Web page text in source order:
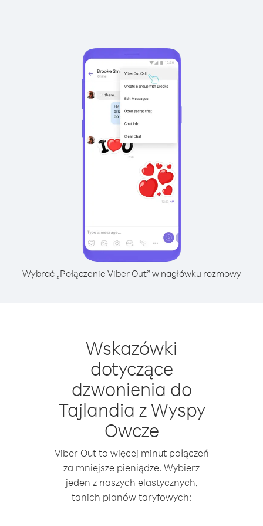
Wybrać „Połączenie Viber Out” w nagłówku rozmowy
Wskazówki
dotyczące
dzwonienia do
Tajlandia z Wyspy
Owcze
Viber Out to więcej minut połączeń
za mniejsze pieniądze. Wybierz
jeden z naszych elastycznych,
tanich planów taryfowych: